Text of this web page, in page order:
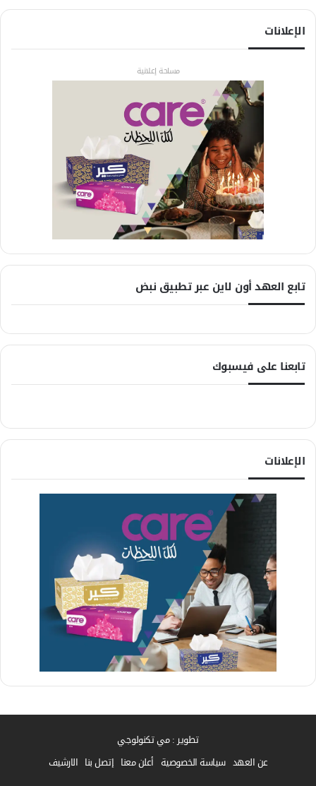
الإعلانات
مساحة إعلانية
تابع العهد أون لاين عبر تطبيق نبض
تابعنا على فيسبوك
الإعلانات
تطوير : مي تكنولوجي
عن العهد سياسة الخصوصية أعلن معنا إتصل بنا الارشيف